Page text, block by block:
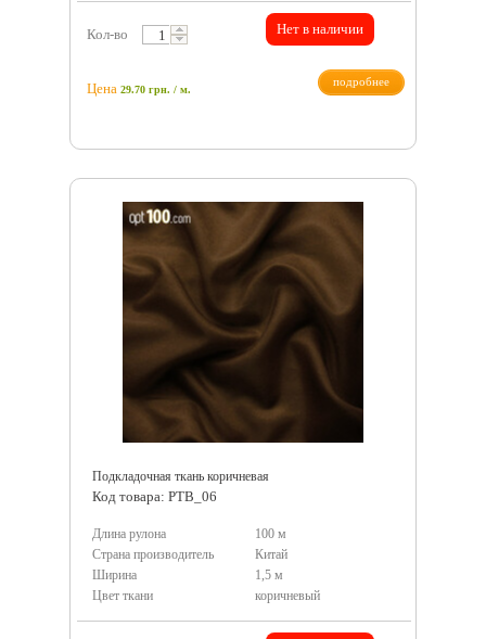
Кол-во Нет в наличии
Цена 29.70 грн. / м.
подробнее
Подкладочная ткань коричневая
Код товара: PTB_06
Длина рулона
100 м
Страна производитель
Китай
Ширина
1,5 м
Цвет ткани
коричневый